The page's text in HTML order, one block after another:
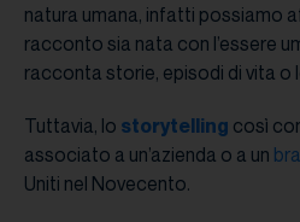
natura umana, infatti possiamo
racconto sia nata con l’essere
racconta storie, episodi di vita o
Tuttavia, lo storytelling così
associato a un’azienda o a un
Uniti nel Novecento.